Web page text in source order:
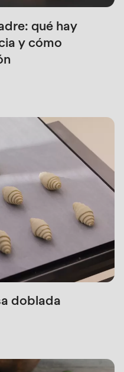
qué hay
y cómo
doblada